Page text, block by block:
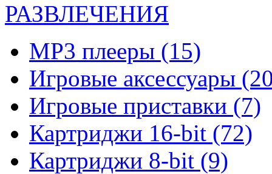
РАЗВЛЕЧЕНИЯ
MP3 плееры (15)
Игровые аксессуары
Игровые приставки (7)
Картриджи 16-bit (72)
Картриджи 8-bit (9)